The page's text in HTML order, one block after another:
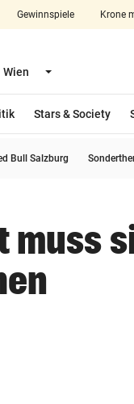
Gewinnspiele Krone
Wien Menü aufklappen
Stars & Society
Bull Salzburg
muss